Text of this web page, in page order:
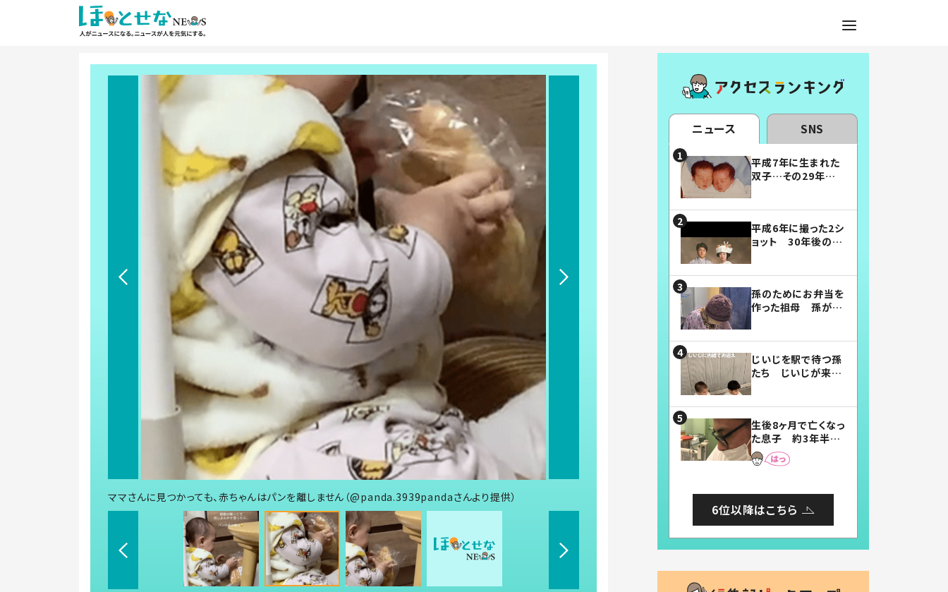
ママさんに見つかっても、赤ちゃんはパンを離しません（@panda.3939pandaさんより提供）
ニュース SNS
平成7年に生まれた
双子…その29年後
平成6年に撮った2シ
ョット 30年後の姿
孫のためにお弁当を
作った祖母 孫が絶
じいじを駅で待つ孫
たち じいじが来た
まらない」「幸せにな
れる」
生後8ヶ月で亡くなっ
た息子 約3年半
後、当時の妻の日記
に書いてあった本音
6位以降はこちら